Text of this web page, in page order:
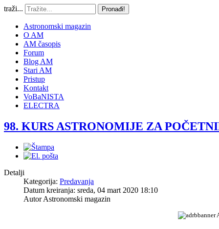
traži... Pronađi!
Astronomski magazin
O AM
AM časopis
Forum
Blog AM
Stari AM
Pristup
Kontakt
VoBaNISTA
ELECTRA
98. KURS ASTRONOMIJE ZA
Detalji
Kategorija: Predavanja
Datum kreiranja: sreda, 04 mart 2020 18:10
AutorAstronomski magazin